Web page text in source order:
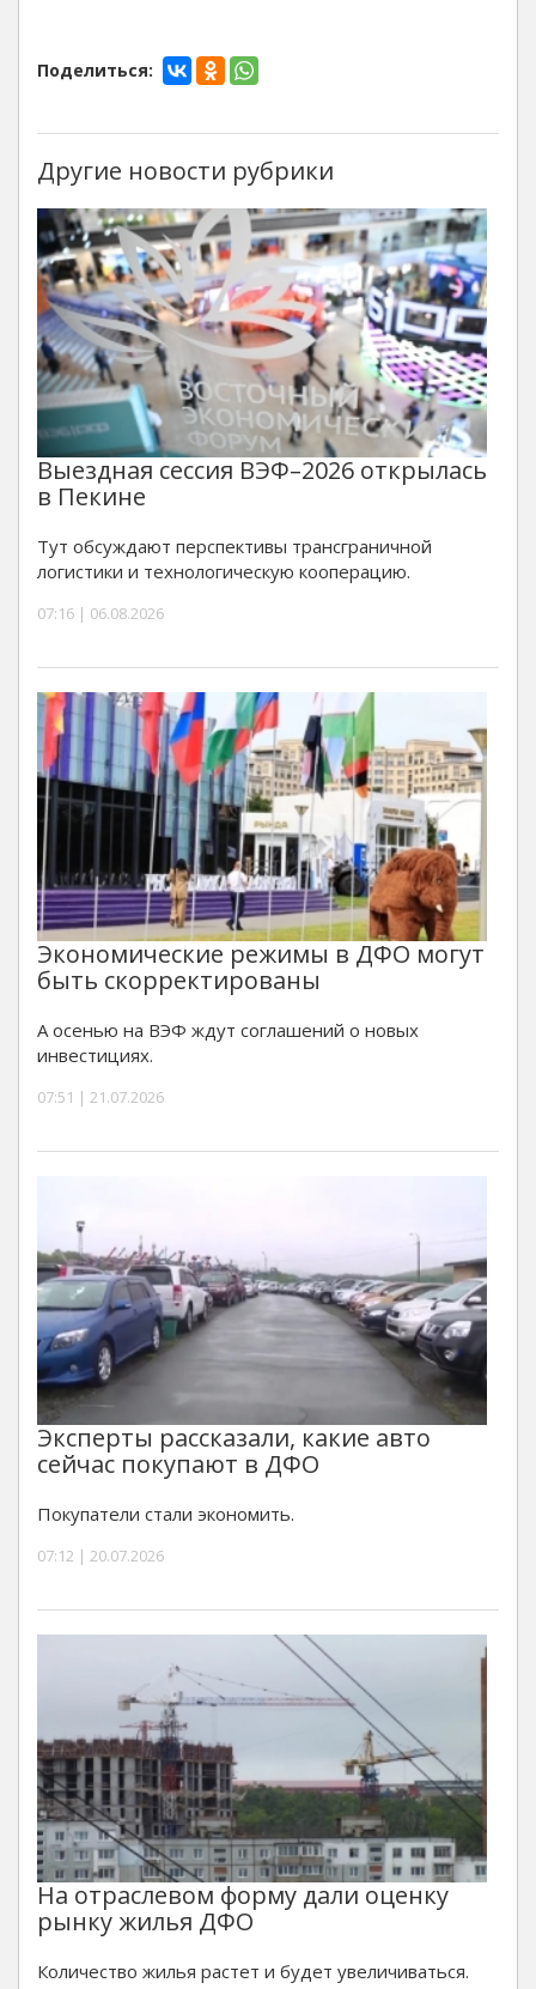
Поделиться:
Другие новости рубрики
Выездная сессия ВЭФ–2026 открылась
в Пекине
Тут обсуждают перспективы трансграничной
логистики и технологическую кооперацию.
07:16 | 06.08.2026
Экономические режимы в ДФО могут
быть скорректированы
А осенью на ВЭФ ждут соглашений о новых
инвестициях.
07:51 | 21.07.2026
Эксперты рассказали, какие авто
сейчас покупают в ДФО
Покупатели стали экономить.
07:12 | 20.07.2026
На отраслевом форму дали оценку
рынку жилья ДФО
Количество жилья растет и будет увеличиваться.